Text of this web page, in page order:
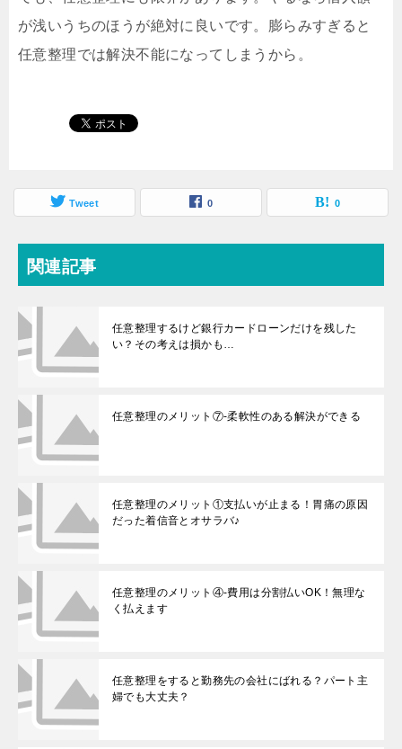
が浅いうちのほうが絶対に良いです。膨らみすぎると
任意整理では解決不能になってしまうから。
Tweet 0 0
関連記事
任意整理するけど銀行カードローンだけを残した
い？その考えは損かも…
任意整理のメリット⑦-柔軟性のある解決ができる
任意整理のメリット①支払いが止まる！胃痛の原因
だった着信音とオサラバ♪
任意整理のメリット④-費用は分割払いOK！無理な
く払えます
任意整理をすると勤務先の会社にばれる？パート主
婦でも大丈夫？